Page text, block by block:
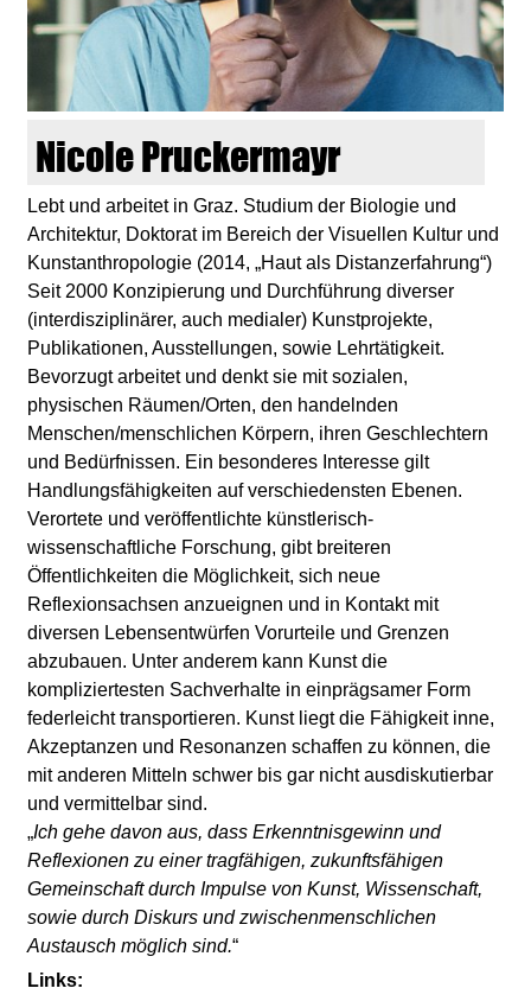
e
k
u
n
s
a
b
o
Nicole Pruckermayr
Lebt und arbeitet in Graz. Studium der Biologie und
Architektur, Doktorat im Bereich der Visuellen Kultur und
Kunstanthropologie (2014, „Haut als Distanzerfahrung“)
Seit 2000 Konzipierung und Durchführung diverser
(interdisziplinärer, auch medialer) Kunstprojekte,
Publikationen, Ausstellungen, sowie Lehrtätigkeit.
Bevorzugt arbeitet und denkt sie mit sozialen,
physischen Räumen/Orten, den handelnden
Menschen/menschlichen Körpern, ihren Geschlechtern
und Bedürfnissen. Ein besonderes Interesse gilt
Handlungsfähigkeiten auf verschiedensten Ebenen.
Verortete und veröffentlichte künstlerisch-
wissenschaftliche Forschung, gibt breiteren
Öffentlichkeiten die Möglichkeit, sich neue
Reflexionsachsen anzueignen und in Kontakt mit
diversen Lebensentwürfen Vorurteile und Grenzen
abzubauen. Unter anderem kann Kunst die
kompliziertesten Sachverhalte in einprägsamer Form
federleicht transportieren. Kunst liegt die Fähigkeit inne,
Akzeptanzen und Resonanzen schaffen zu können, die
mit anderen Mitteln schwer bis gar nicht ausdiskutierbar
und vermittelbar sind.
„Ich gehe davon aus, dass Erkenntnisgewinn und
Reflexionen zu einer tragfähigen, zukunftsfähigen
Gemeinschaft durch Impulse von Kunst, Wissenschaft,
sowie durch Diskurs und zwischenmenschlichen
Austausch möglich sind.“
Links: